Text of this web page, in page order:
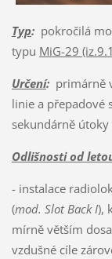
Typ:pokročilá
typu MiG-29
Určení:primárně
linie a přepadové
sekundárně
Odlišnosti od
- instalace
(mod. Slot Back I),
mírně větším
vzdušné cíle